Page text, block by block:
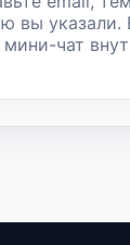
вы указали.
чат